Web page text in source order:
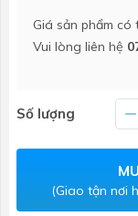
Giá sản phẩm
Vui lòng liên hệ
Số lượng
(Giao tận nơi